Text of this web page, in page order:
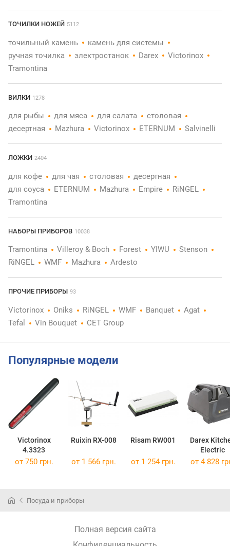
ТОЧИЛКИ НОЖЕЙ 5112
точильный камень
камень для системы
ручная точилка
электростанок Darex
Victorinox
Tramontina
ВИЛКИ 1278
для рыбы для мяса для салата
столовая
десертная
Mazhura Victorinox ETERNUM Salvinelli
ЛОЖКИ 2404
для кофе для чая столовая
десертная
для соуса
ETERNUM Mazhura Empire
RiNGEL
Tramontina
НАБОРЫ ПРИБОРОВ 10038
Tramontina Villeroy & Boch Forest YIWU
Stenson
RiNGEL
WMF Mazhura Ardesto
ПРОЧИЕ ПРИБОРЫ 93
Victorinox Oniks RiNGEL WMF Banquet
Agat
Tefal
Vin Bouquet CET Group
Популярные модели
Victorinox
4.3323
Ruixin RX-008 Risam RW001
Darex
Electric
от 750 грн. от 1 566 грн. от 1 254 грн. от 4 828
Посуда и приборы
Полная версия сайта